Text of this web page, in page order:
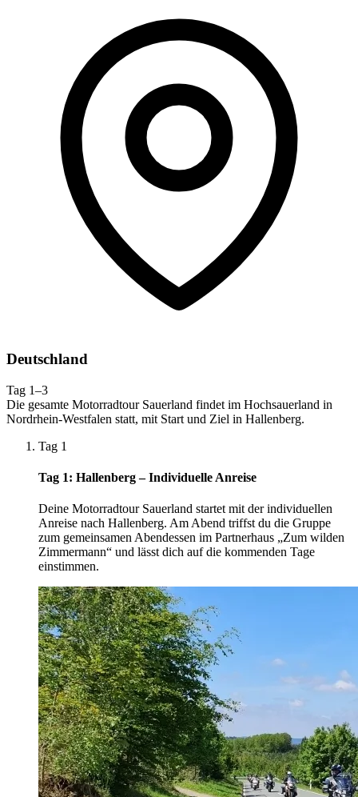
Deutschland
Tag 1–3
Die gesamte Motorradtour Sauerland findet im Hochsauerland in
Nordrhein-Westfalen statt, mit Start und Ziel in Hallenberg.
Tag 1
Tag 1: Hallenberg – Individuelle Anreise
Deine Motorradtour Sauerland startet mit der individuellen
Anreise nach Hallenberg. Am Abend triffst du die Gruppe
zum gemeinsamen Abendessen im Partnerhaus „Zum wilden
Zimmermann“ und lässt dich auf die kommenden Tage
einstimmen.